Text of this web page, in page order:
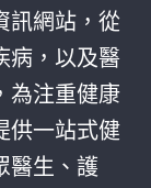
訊網站，從
病，以及醫
為注重健康
供一站式健
醫生、護